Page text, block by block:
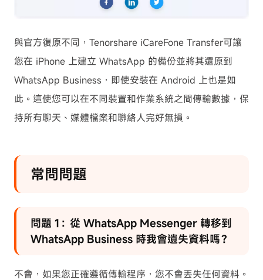
與官方復原不同，Tenorshare iCareFone Transfer可讓
您在 iPhone 上建立 WhatsApp 的備份並將其還原到
WhatsApp Business，即使安裝在 Android 上也是如
此。這使您可以在不同裝置和作業系統之間傳輸數據，保
持所有聊天、媒體檔案和聯絡人完好無損。
常問問題
問題 1：從 WhatsApp Messenger 轉移到
WhatsApp Business 時我會遺失資料嗎？
不會，如果您正確遵循傳輸程序，您不會丟失任何資料。